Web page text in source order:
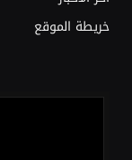
خريطة الموقع